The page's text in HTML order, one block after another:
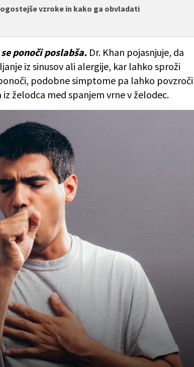
vzroke in kako ga obvladati
ponoči poslabša. Dr. Khan pojasnjuje, da
iz sinusov ali alergije, kar lahko sproži
podobne simptome pa lahko povzroči
želodca med spanjem vrne v želodec.